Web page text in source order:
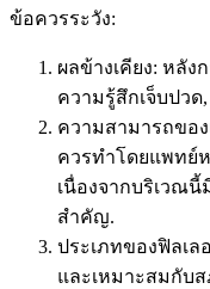
ข้อควรระวัง:
ผลข้างเคียง: หลัง
ความรู้สึกเจ็บปว
ความสามารถขอ
ควรทำโดยแพทย์
เนื่องจากบริเวณ
สำคัญ.
ประเภทของฟิลเ
และเหมาะสมกับ